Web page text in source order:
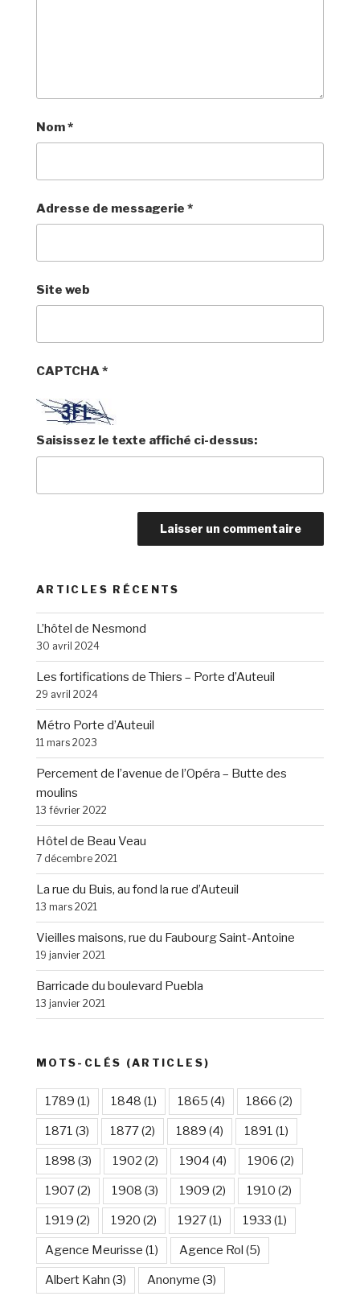
Nom*
Adresse de messagerie *
Site web
CAPTCHA*
Saisissez le texte affiché ci-dessus:
ARTICLES RÉCENTS
L’hôtel de Nesmond
30 avril 2024
Les fortifications de Thiers – Porte d’Auteuil
29 avril 2024
Métro Porte d’Auteuil
11 mars 2023
Percement de l’avenue de l’Opéra – Butte des
moulins
13 février 2022
Hôtel de Beau Veau
7 décembre 2021
La rue du Buis, au fond la rue d’Auteuil
13 mars 2021
Vieilles maisons, rue du Faubourg Saint-Antoine
19 janvier 2021
Barricade du boulevard Puebla
13 janvier 2021
MOTS-CLÉS (ARTICLES)
1789 (1) 1848 (1) 1865 (4) 1866 (2)
1871 (3) 1877(2) 1889 (4) 1891 (1)
1898 (3) 1902 (2) 1904 (4) 1906 (2)
1907(2) 1908 (3) 1909 (2) 1910 (2)
1919 (2) 1920 (2) 1927(1) 1933 (1)
Agence Meurisse (1) Agence Rol (5)
Albert Kahn (3) Anonyme (3)